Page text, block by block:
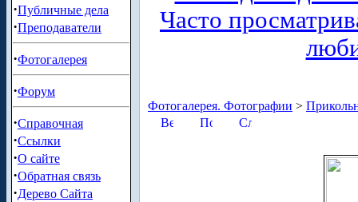
·Публичные дела
·Преподаватели
·Фотогалерея
·Форум
·Справочная
·Ссылки
·О сайте
·Обратная связь
·Дерево Сайта
Часто
Фотогалерея. Фотографии >